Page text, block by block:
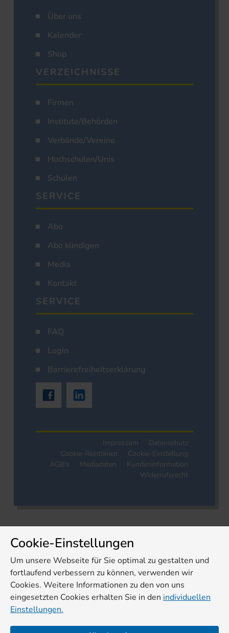
Über uns
Kalender
Shop
VERZEICHNISSE
Firmen
Institute/Behörden
Verbände/Vereine
Hochschulen/Unis
Schulen
SERVICE
Abo
Abo kündigen
Media
Kontakt
SERVICE
FAQ
Login
Barrierefreiheitserklärung
Impressum
Datenschutz
Cookie-Richtlinien
Cookie-Einstellung
AGB's
Mediadaten
Kundeninformation
Widerrufsrecht
Cookie-Einstellungen
Um unsere Webseite für Sie optimal zu gestalten und
fortlaufend verbessern zu können, verwenden wir
Cookies. Weitere Informationen zu den von uns
eingesetzten Cookies erhalten Sie in den individuellen
Einstellungen.